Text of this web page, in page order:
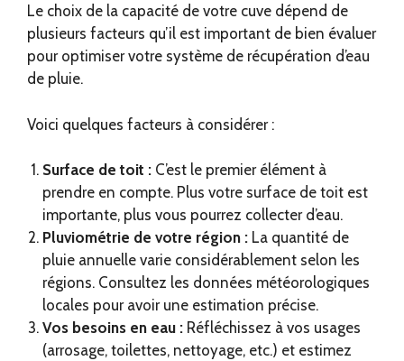
Le choix de la capacité de votre cuve dépend de
plusieurs facteurs qu’il est important de bien évaluer
pour optimiser votre système de récupération d’eau
de pluie.
Voici quelques facteurs à considérer :
Surface de toit : C’est le premier élément à
prendre en compte. Plus votre surface de toit est
importante, plus vous pourrez collecter d’eau.
Pluviométrie de votre région : La quantité de
pluie annuelle varie considérablement selon les
régions. Consultez les données météorologiques
locales pour avoir une estimation précise.
Vos besoins en eau : Réfléchissez à vos usages
(arrosage, toilettes, nettoyage, etc.) et estimez